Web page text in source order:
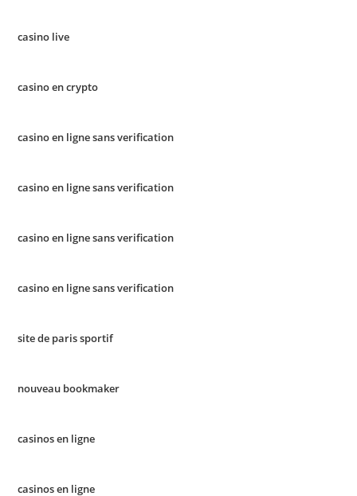
casino live
casino en crypto
casino en ligne sans verification
casino en ligne sans verification
casino en ligne sans verification
casino en ligne sans verification
site de paris sportif
nouveau bookmaker
casinos en ligne
casinos en ligne